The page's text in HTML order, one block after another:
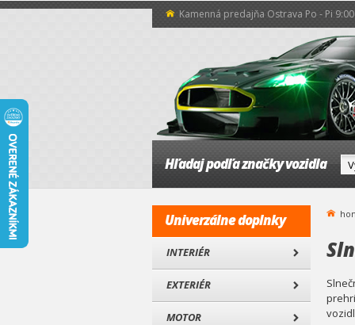
Kamenná predajňa Ostrava Po - Pi
Hľadaj podľa značky vozidla
Univerzálne doplnky
INTERIÉR
EXTERIÉR
MOTOR